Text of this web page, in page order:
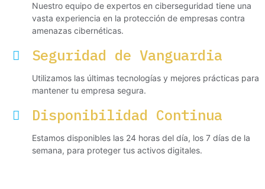
Nuestro equipo de expertos en ciberseguridad tiene una
vasta experiencia en la protección de empresas contra
amenazas cibernéticas.
Seguridad de Vanguardia
Utilizamos las últimas tecnologías y mejores prácticas para
mantener tu empresa segura.
Disponibilidad Continua
Estamos disponibles las 24 horas del día, los 7 días de la
semana, para proteger tus activos digitales.